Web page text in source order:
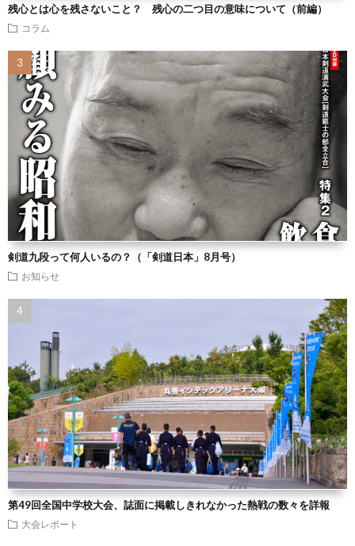
残心とは心を残さないこと？ 残心の二つ目の意味について（前編）
コラム
剣道九段って何人いるの？（「剣道日本」8月号）
お知らせ
第49回全国中学校大会、誌面に掲載しきれなかった熱戦の数々を詳報
大会レポート